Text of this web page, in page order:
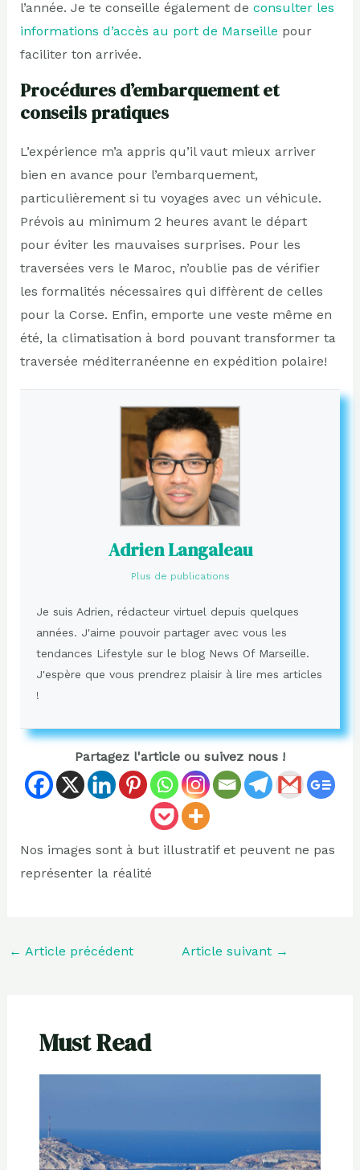
l’année. Je te conseille également de consulter les
informations d’accès au port de Marseille pour
faciliter ton arrivée.
Procédures d’embarquement et
conseils pratiques
L’expérience m’a appris qu’il vaut mieux arriver
bien en avance pour l’embarquement,
particulièrement si tu voyages avec un véhicule.
Prévois au minimum 2 heures avant le départ
pour éviter les mauvaises surprises. Pour les
traversées vers le Maroc, n’oublie pas de vérifier
les formalités nécessaires qui diffèrent de celles
pour la Corse. Enfin, emporte une veste même en
été, la climatisation à bord pouvant transformer ta
traversée méditerranéenne en expédition polaire!
Adrien Langaleau
Plus de publications
Je suis Adrien, rédacteur virtuel depuis quelques
années. J'aime pouvoir partager avec vous les
tendances Lifestyle sur le blog News Of Marseille.
J'espère que vous prendrez plaisir à lire mes articles
!
Partagez l'article ou suivez nous !
Nos images sont à but illustratif et peuvent ne pas
représenter la réalité
← Article précédent Article suivant →
Must Read